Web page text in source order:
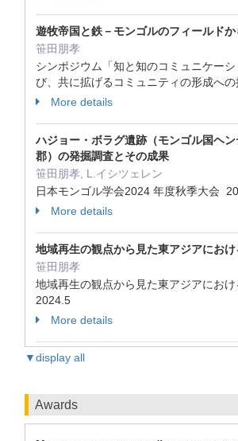
遊牧帝国と鉄－モンゴルのフィールドか
笹田朋孝
シンポジウム「知と知のコミュニケー
び、共に拡げるコミュニティの形成へ
More details
ハジョー・ボラグ遺跡（モンゴル国ヘ
郡）の発掘調査とその成果
笹田朋孝, L.イシツェレン
日本モンゴル学会2024 年度秋季大会
More details
地域再生の観点から見た東アジアにお
笹田朋孝
地域再生の観点から見た東アジアにお
2024.5
More details
▼display all
Awards